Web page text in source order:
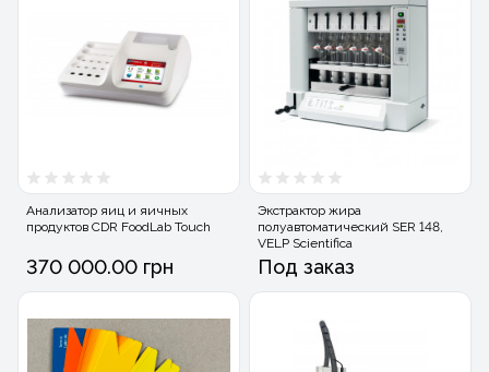
Анализатор яиц и яичных
продуктов CDR FoodLab Touch
370 000.00 грн
Экстрактор жира
полуавтоматический SER 148,
VELP Scientifica
Под заказ